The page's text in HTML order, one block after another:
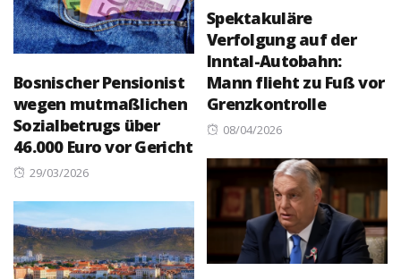
Spektakuläre
Verfolgung auf der
Inntal-Autobahn:
Mann flieht zu Fuß vor
Grenzkontrolle
Posted
08/04/2026
Bosnischer Pensionist
wegen mutmaßlichen
Sozialbetrugs über
46.000 Euro vor Gericht
Posted
29/03/2026